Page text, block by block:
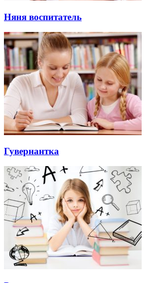
Няня воспитатель
Гувернантка